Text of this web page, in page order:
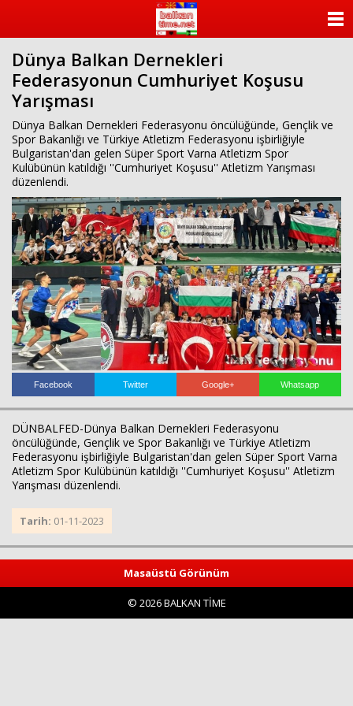
Dünya Balkan Dernekleri
Federasyonun Cumhuriyet Koşusu
Yarışması
Dünya Balkan Dernekleri Federasyonu öncülüğünde, Gençlik ve
Spor Bakanlığı ve Türkiye Atletizm Federasyonu işbirliğiyle
Bulgaristan'dan gelen Süper Sport Varna Atletizm Spor
Kulübünün katıldığı ''Cumhuriyet Koşusu'' Atletizm Yarışması
düzenlendi.
Facebook Twitter Google+ Whatsapp
DÜNBALFED-Dünya Balkan Dernekleri Federasyonu
öncülüğünde, Gençlik ve Spor Bakanlığı ve Türkiye Atletizm
Federasyonu işbirliğiyle Bulgaristan'dan gelen Süper Sport Varna
Atletizm Spor Kulübünün katıldığı ''Cumhuriyet Koşusu'' Atletizm
Yarışması düzenlendi.
Tarih: 01-11-2023
Masaüstü Görünüm
© 2026 BALKAN TİME
ANKETLER
FOTO GALERİ
VİDEO GALERİ
KÜNYE
İLETİŞİM